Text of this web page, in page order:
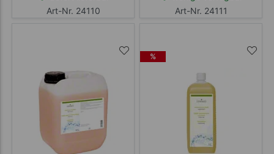
Art-Nr. 24110
Art-Nr. 24111
%